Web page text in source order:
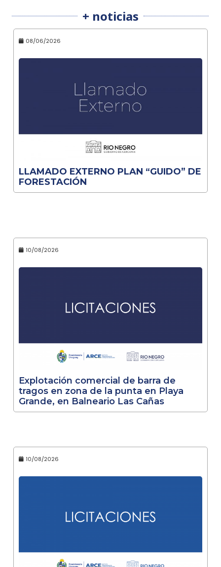
+ noticias
08/06/2026
LLAMADO EXTERNO PLAN “GUIDO” DE
FORESTACIÓN
10/08/2026
Explotación comercial de barra de
tragos en zona de la punta en Playa
Grande, en Balneario Las Cañas
10/08/2026